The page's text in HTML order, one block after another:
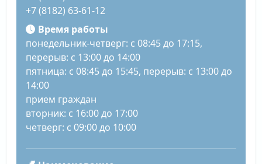
+7 (8182) 63-61-12
Время работы
понедельник-четверг: с 08:45 до 17:15,
перерыв: с 13:00 до 14:00
пятница: с 08:45 до 15:45, перерыв: с 13:00 до
14:00
прием граждан
вторник: с 16:00 до 17:00
четверг: с 09:00 до 10:00